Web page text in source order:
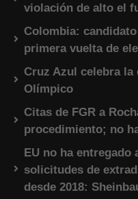
violación de alto el
Colombia:
primera vuelta de
Cruz Azul celebra
Olímpico
Citas de FGR a
procedimiento; no
EU no ha entregado
solicitudes de
desde 2018: